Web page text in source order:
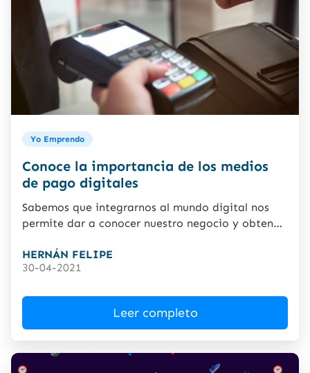
Yo Emprendo
Conoce la importancia de los medios
de pago digitales
Sabemos que integrarnos al mundo digital nos
permite dar a conocer nuestro negocio y obtener
HERNÁN FELIPE
30-04-2021
Leer completo